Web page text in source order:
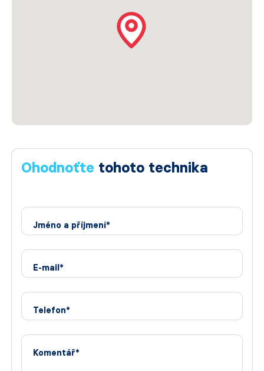
Ohodnoťte tohoto technika
Jméno a příjmení*
E-mail*
Telefon*
Komentář*